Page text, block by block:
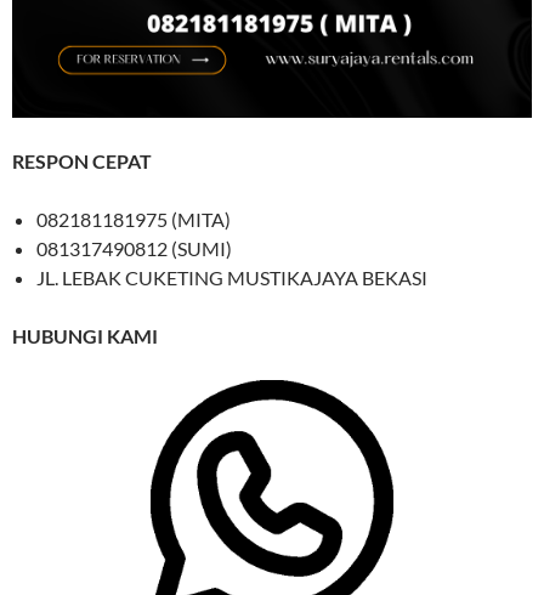
RESPON CEPAT
082181181975 (MITA)
081317490812 (SUMI)
JL. LEBAK CUKETING MUSTIKAJAYA BEKASI
HUBUNGI KAMI